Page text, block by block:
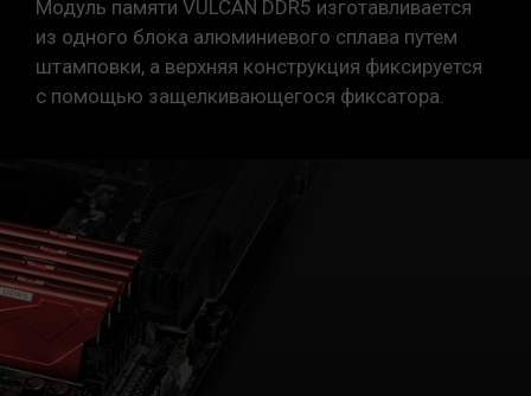
Модуль памяти VULCAN DDR5 изготавливается
из одного блока алюминиевого сплава путем
штамповки, а верхняя конструкция фиксируется
с помощью защелкивающегося фиксатора.